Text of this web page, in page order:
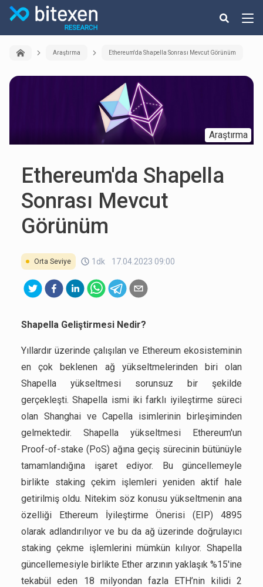
Araştırma Ethereum'da Shapella Sonrası Mevcut Görünüm
Araştırma
Ethereum'da Shapella
Sonrası Mevcut
Görünüm
Orta Seviye 1dk 17.04.2023 09:00
Shapella Geliştirmesi Nedir?
Yıllardır üzerinde çalışılan ve Ethereum ekosisteminin
en çok beklenen ağ yükseltmelerinden biri olan
Shapella yükseltmesi sorunsuz bir şekilde
gerçekleşti. Shapella ismi iki farklı iyileştirme süreci
olan Shanghai ve Capella isimlerinin birleşiminden
gelmektedir. Shapella yükseltmesi Ethereum'un
Proof-of-stake (PoS) ağına geçiş sürecinin bütünüyle
tamamlandığına işaret ediyor. Bu güncellemeyle
birlikte staking çekim işlemleri yeniden aktif hale
getirilmiş oldu. Nitekim söz konusu yükseltmenin ana
özelliği Ethereum İyileştirme Önerisi (EIP) 4895
olarak adlandırılıyor ve bu da ağ üzerinde doğrulayıcı
staking çekme işlemlerini mümkün kılıyor. Shapella
güncellemesiyle birlikte Ether arzının yaklaşık %15'ine
tekabül eden 18 milyondan fazla ETH’nin kilidi 2